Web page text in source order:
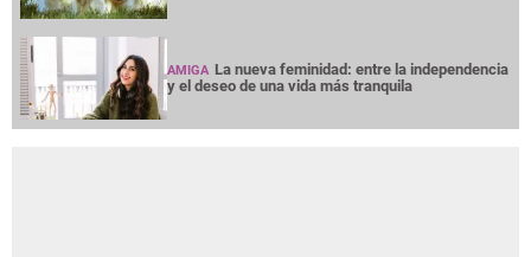
AMIGA La nueva feminidad: entre la independencia
y el deseo de una vida más tranquila